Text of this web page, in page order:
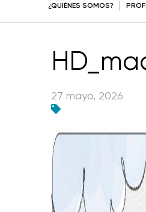
¿QUIÉNES SOMOS?
27 mayo, 2026